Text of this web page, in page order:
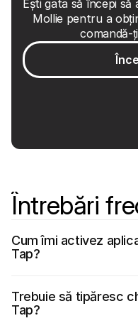
Ești gata să începi să
Mollie pentru a
comandă-
Întrebări
Cum îmi activez
Tap?
Pe dispozitivul tău Tap
Trebuie să tipăresc
Tap?